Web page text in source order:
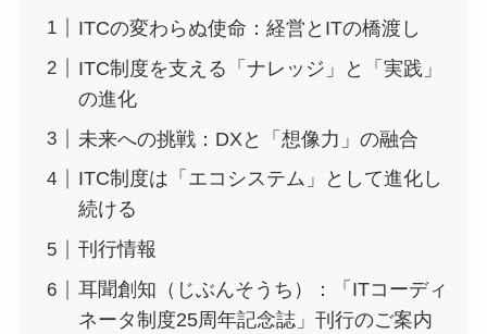
ITCの変わらぬ使命：経営とITの橋渡し
ITC制度を支える「ナレッジ」と「実践」
の進化
未来への挑戦：DXと「想像力」の融合
ITC制度は「エコシステム」として進化し
続ける
刊行情報
耳聞創知（じぶんそうち）：「ITコーディ
ネータ制度25周年記念誌」刊行のご案内